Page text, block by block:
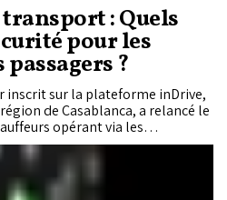
: Quels
pour les
?
inscrit sur la plateforme inDrive,
de Casablanca, a relancé le
opérant via les
de transport affirme
apporté son soutien à la
ses dispositifs de sécurité.